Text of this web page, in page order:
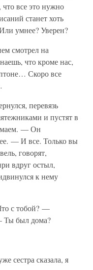
все это нужно
станет хоть
умнее? Уверен?
смотрел на
что кроме нас,
Скоро все
перевязь
и пустят в
маем. — Он
— И все. Только вы
говорят,
вдруг остыл,
к нему
с тобой? —
Ты был дома?
сестра сказала, я